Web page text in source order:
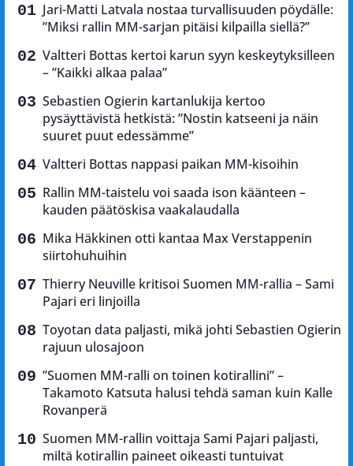
Jari-Matti Latvala nostaa turvallisuuden pöydälle:
”Miksi rallin MM-sarjan pitäisi kilpailla siellä?”
Valtteri Bottas kertoi karun syyn keskeytyksilleen
– ”Kaikki alkaa palaa”
Sebastien Ogierin kartanlukija kertoo
pysäyttävistä hetkistä: ”Nostin katseeni ja näin
suuret puut edessämme”
Valtteri Bottas nappasi paikan MM-kisoihin
Rallin MM-taistelu voi saada ison käänteen –
kauden päätöskisa vaakalaudalla
Mika Häkkinen otti kantaa Max Verstappenin
siirtohuhuihin
Thierry Neuville kritisoi Suomen MM-rallia – Sami
Pajari eri linjoilla
Toyotan data paljasti, mikä johti Sebastien Ogierin
rajuun ulosajoon
”Suomen MM-ralli on toinen kotirallini” –
Takamoto Katsuta halusi tehdä saman kuin Kalle
Rovanperä
Suomen MM-rallin voittaja Sami Pajari paljasti,
miltä kotirallin paineet oikeasti tuntuivat